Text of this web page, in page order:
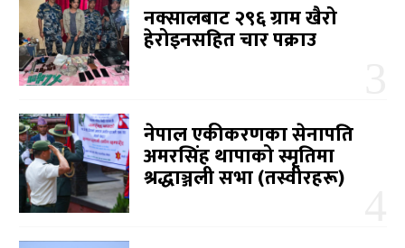
नक्सालबाट २९६ ग्राम खैरो
हेरोइनसहित चार पक्राउ
नेपाल एकीकरणका सेनापति
अमरसिंह थापाको स्मृतिमा
श्रद्धाञ्जली सभा (तस्वीरहरू)